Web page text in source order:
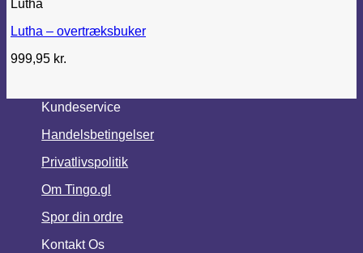
Lutha
Lutha – overtræksbuker
999,95 kr.
Kundeservice
Handelsbetingelser
Privatlivspolitik
Om Tingo.gl
Spor din ordre
Kontakt Os